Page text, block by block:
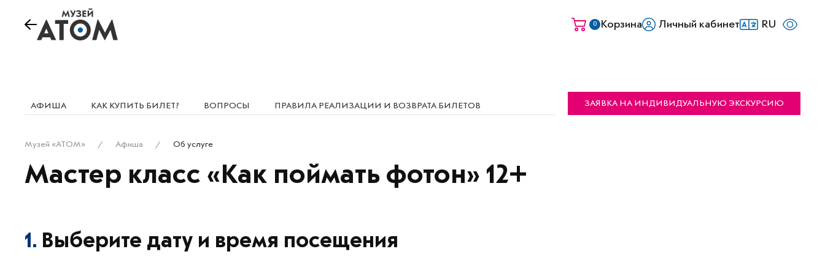
0 Корзина Личный кабинет RU
АФИША КАК КУПИТЬ БИЛЕТ? ВОПРОСЫ ПРАВИЛА РЕАЛИЗАЦИИ И ВОЗВРАТА БИЛЕТОВ ЗАЯВКА НА ИНДИВИДУАЛЬНУЮ ЭКСКУРСИЮ
Музей «АТОМ» Афиша Об услуге
Мастер класс «Как поймать фотон» 12+
1. Выберите дату и время посещения